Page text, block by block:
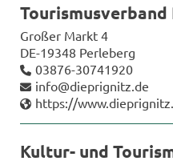
Tou­ris­mus­ver­band
Gro­ßer Markt 4
DE-​19348 Per­le­berg
03876-​30741920
info@diep­ri­g­nitz.de
https://
Kultur-​ und